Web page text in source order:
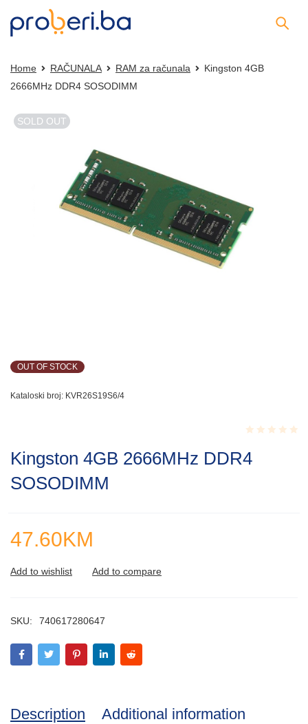
Home RAČUNALA RAM za računala
Kingston 4GB
2666MHz DDR4 SOSODIMM
SOLD OUT
OUT OF STOCK
Kataloski broj: KVR26S19S6/4
0.001
Kingston 4GB 2666MHz DDR4
SOSODIMM
47.60KM
SKU: 740617280647
Description Additional information